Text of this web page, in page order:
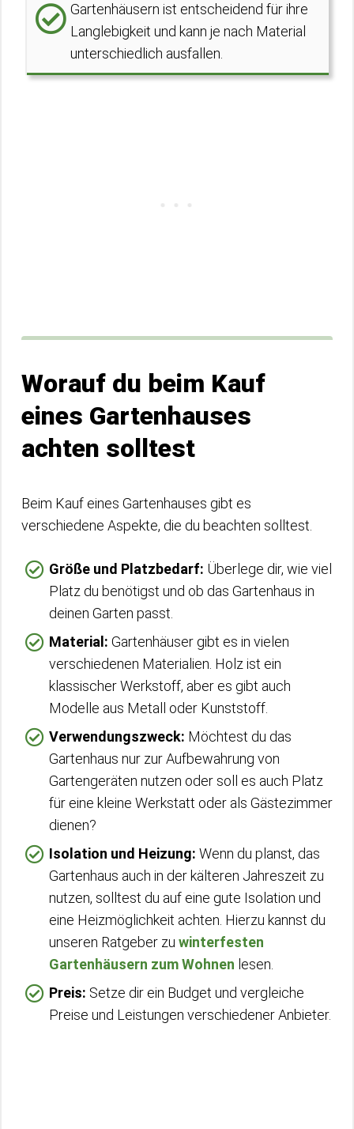
Gartenhäusern ist entscheidend für ihre
Langlebigkeit und kann je nach Material
unterschiedlich ausfallen.
Worauf du beim Kauf
eines Gartenhauses
achten solltest
Beim Kauf eines Gartenhauses gibt es
verschiedene Aspekte, die du beachten solltest.
Größe und Platzbedarf: Überlege dir, wie viel
Platz du benötigst und ob das Gartenhaus in
deinen Garten passt.
Material: Gartenhäuser gibt es in vielen
verschiedenen Materialien. Holz ist ein
klassischer Werkstoff, aber es gibt auch
Modelle aus Metall oder Kunststoff.
Verwendungszweck: Möchtest du das
Gartenhaus nur zur Aufbewahrung von
Gartengeräten nutzen oder soll es auch Platz
für eine kleine Werkstatt oder als Gästezimmer
dienen?
Isolation und Heizung: Wenn du planst, das
Gartenhaus auch in der kälteren Jahreszeit zu
nutzen, solltest du auf eine gute Isolation und
eine Heizmöglichkeit achten. Hierzu kannst du
unseren Ratgeber zu winterfesten
Gartenhäusern zum Wohnen lesen.
Preis: Setze dir ein Budget und vergleiche
Preise und Leistungen verschiedener Anbieter.